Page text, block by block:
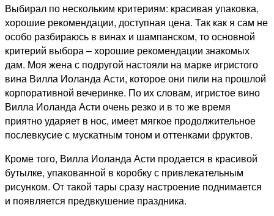
Выбирал по нескольким критериям: красивая упаковка,
хорошие рекомендации, доступная цена. Так как я сам не
особо разбираюсь в винах и шампанском, то основной
критерий выбора – хорошие рекомендации знакомых
дам. Моя жена с подругой настояли на марке игристого
вина Вилла Иоланда Асти, которое они пили на прошлой
корпоративной вечеринке. По их словам, игристое вино
Вилла Иоланда Асти очень резко и в то же время
приятно ударяет в нос, имеет мягкое продолжительное
послевкусие с мускатным тоном и оттенками фруктов.
Кроме того, Вилла Иоланда Асти продается в красивой
бутылке, упакованной в коробку с привлекательным
рисунком. От такой тары сразу настроение поднимается
и появляется предвкушение праздника.